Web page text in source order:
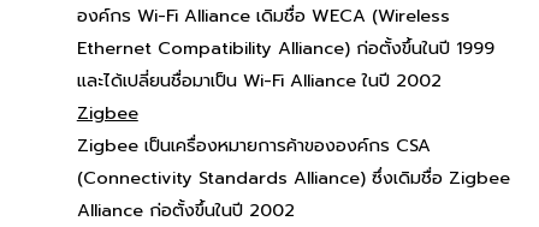
องค์กร Wi-Fi Alliance เดิมชื่อ WECA (Wireless
Ethernet Compatibility Alliance) ก่อตั้งขึ้นในปี 1999
และได้เปลี่ยนชื่อมาเป็น Wi-Fi Alliance ในปี 2002
Zigbee
Zigbee เป็นเครื่องหมายการค้าขององค์กร CSA
(Connectivity Standards Alliance) ซึ่งเดิมชื่อ Zigbee
Alliance ก่อตั้งขึ้นในปี 2002